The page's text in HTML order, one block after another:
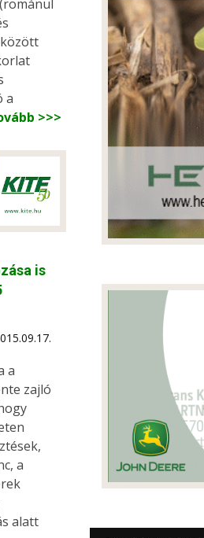
a
>>>
is
a
zajló
a
alatt